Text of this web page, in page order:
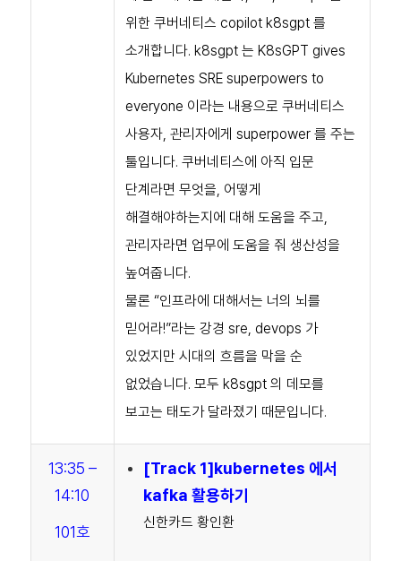
위한 쿠버네티스 copilot k8sgpt 를
소개합니다. k8sgpt 는 K8sGPT gives
Kubernetes SRE superpowers to
everyone 이라는 내용으로 쿠버네티스
사용자, 관리자에게 superpower 를 주는
툴입니다. 쿠버네티스에 아직 입문
단계라면 무엇을, 어떻게
해결해야하는지에 대해 도움을 주고,
관리자라면 업무에 도움을 줘 생산성을
높여줍니다.
물론 “인프라에 대해서는 너의 뇌를
믿어라!”라는 강경 sre, devops 가
있었지만 시대의 흐름을 막을 순
없었습니다. 모두 k8sgpt 의 데모를
보고는 태도가 달라졌기 때문입니다.
13:35 –
14:10
101호
[Track 1]kubernetes 에서
kafka 활용하기
신한카드 황인환